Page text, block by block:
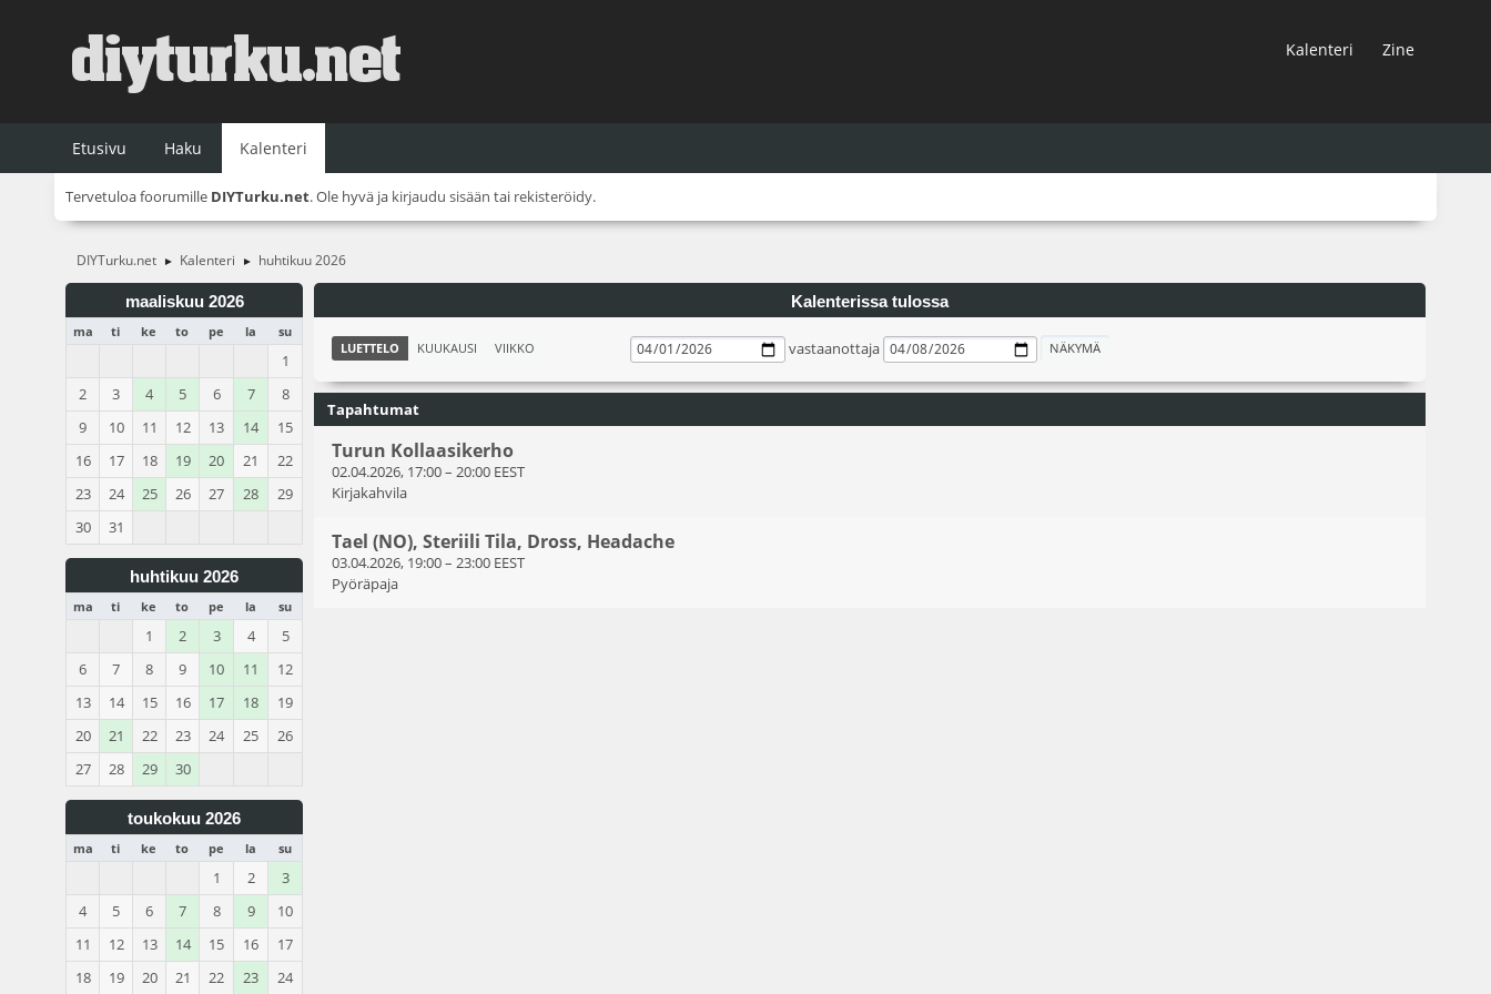
Kalenteri Zine
Etusivu Haku Kalenteri
Tervetuloa foorumille DIYTurku.net. Ole hyvä ja kirjaudu sisään tai rekisteröidy.
DIYTurku.net ► Kalenteri ► huhtikuu 2026
maaliskuu 2026
ma ti ke to pe la su
1
2
3 4 5 6 7
8
9
10 11 12 13 14
15
16
17 18 19 20 21
22
23
24 25 26 27 28
29
30
31
huhtikuu 2026
ma ti ke to pe la su
1 2 3 4
5
6
7 8 9 10 11
12
13
14 15 16 17 18
19
20
21 22 23 24 25
26
27
28 29 30
toukokuu 2026
ma ti ke to pe la su
1 2
3
4
5 6 7 8 9
10
11
12 13 14 15 16
17
18
19 20 21 22 23 24
Kalenterissa tulossa
LUETTELO KUUKAUSI VIIKKO vastaanottaja
Tapahtumat
Turun Kollaasikerho
02.04.2026, 17:00– 20:00 EEST
Kirjakahvila
Tael (NO), Steriili Tila, Dross, Headache
03.04.2026, 19:00– 23:00 EEST
Pyöräpaja